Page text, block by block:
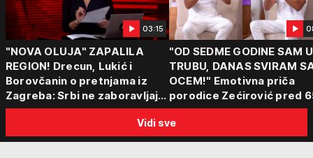
03:15
"NOVA OLUJA" ZAPALILA
REGION! Drecun, Lukić i
Borovčanin o pretnjama iz
Zagreba: Srbi ne zaboravljaju
progon
"OD SEDME GODINE SAM
TRUBU, DANAS SVIRAM
OCEM!" Emotivna priča
porodice Zećirović pred
Sabor trubača u Guči
Vidi sve